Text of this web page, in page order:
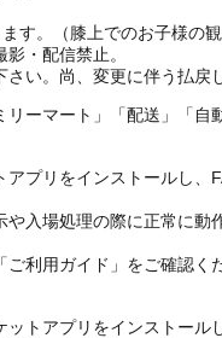
。（膝上でのお子様の観
・配信禁止。
ーマート」「配送」「自
プリをインストールし
入場処理の際に正常に
利用ガイド」をご確認く
トアプリをインストール